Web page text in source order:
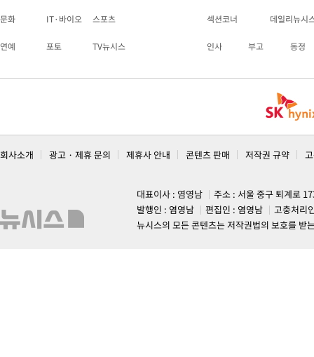
문화 IT·바이오 스포츠
연예 포토 TV뉴시스
섹션코너 데일리뉴시
인사 부고 동정
회사소개 광고 · 제휴 문의 제휴사 안내 콘텐츠 판매 저작권 규약
대표이사 : 염영남
주소 : 서울 중구 퇴계로
발행인 : 염영남
편집인 : 염영남
고충처리
뉴시스의 모든 콘텐츠는 저작권법의 보호를